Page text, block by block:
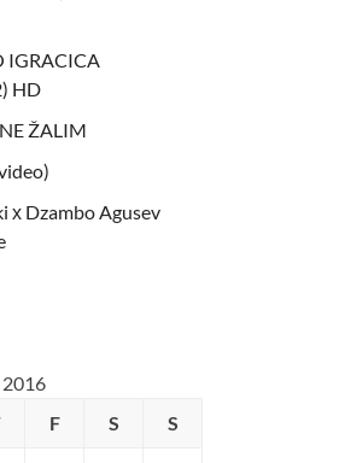
IGRACICA
HD
ŽALIM
х Dzambo Agusev
F S S